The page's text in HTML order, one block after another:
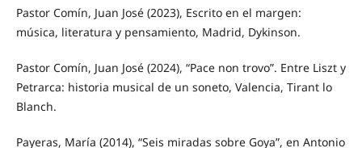
Pastor Comín, Juan José (2023), Escrito en el margen:
música, literatura y pensamiento, Madrid, Dykinson.
Pastor Comín, Juan José (2024), “Pace non trovo”. Entre Liszt y
Petrarca: historia musical de un soneto, Valencia, Tirant lo
Blanch.
Payeras, María (2014), “Seis miradas sobre Goya”, en Antonio